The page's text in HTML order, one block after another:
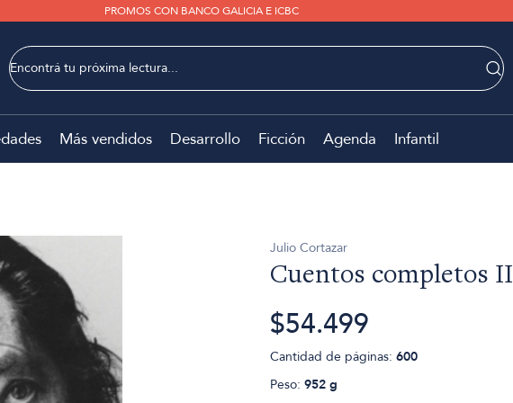
PROMOS CON BANCO GALICIA E ICBC
Más vendidos Desarrollo Ficción Agenda Infantil
Julio Cortazar
Cuentos completos II
$54.499
Cantidad de páginas: 600
Peso: 952 g